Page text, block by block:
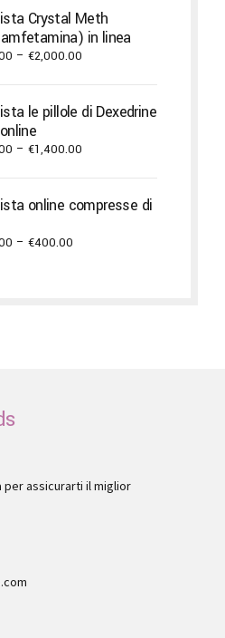
through
€1,300.00
Crystal Meth
in linea
– €2,000.00
through
le pillole di Dexedrine
– €1,400.00
through
online compresse di
– €400.00
per assicurarti il miglior